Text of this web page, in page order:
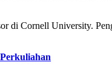
di Cornell University.